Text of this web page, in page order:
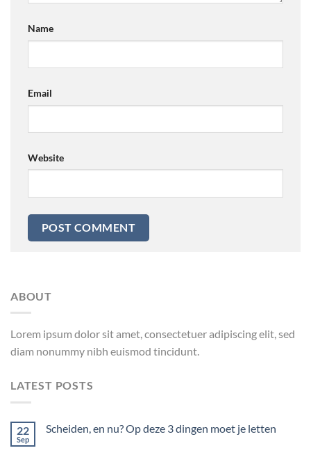
Name
Email
Website
ABOUT
Lorem ipsum dolor sit amet, consectetuer adipiscing elit, sed
diam nonummy nibh euismod tincidunt.
LATEST POSTS
22
Sep
Scheiden, en nu? Op deze 3 dingen moet je letten